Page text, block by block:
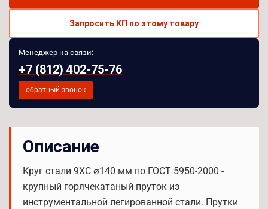
Запросить КП по этому товару
Менеджер на связи:
+7 (812) 402-75-76
обратный звонок
Описание
Круг стали 9ХС ⌀140 мм по ГОСТ 5950-2000 -
крупный горячекатаный пруток из
инструментальной легированной стали. Прутки